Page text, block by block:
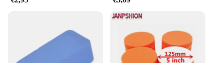
who require a reliable and efficient sharpening and
polishing solution. The ease of use and the variety
option for both novices and experienced users,
ensuring that you have the right tool for every task.